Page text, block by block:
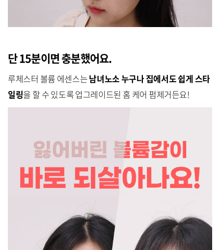
단 15분이면 충분했어요.
루체스터 볼륨 에센스는남녀노소 누구나 집에서도 쉽게 스타
일링을 할 수 있도록 업그레이드된 홈 케어 펌제거든요!